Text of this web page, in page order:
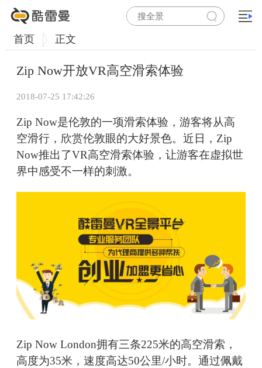
首页 正文
Zip Now开放VR高空滑索体验
2018-07-25 17:42:26
Zip Now是伦敦的一项滑索体验，游客将从高
空滑行，欣赏伦敦眼的大好景色。近日，Zip
Now推出了VR高空滑索体验，让游客在虚拟世
界中感受不一样的刺激。
Zip Now London拥有三条225米的高空滑索，
高度为35米，速度高达50公里/小时。通过佩戴